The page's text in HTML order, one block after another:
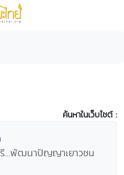
ค้นหาในเว็บไซต์ :
รี...พัฒนาปัญญาเยาวชน